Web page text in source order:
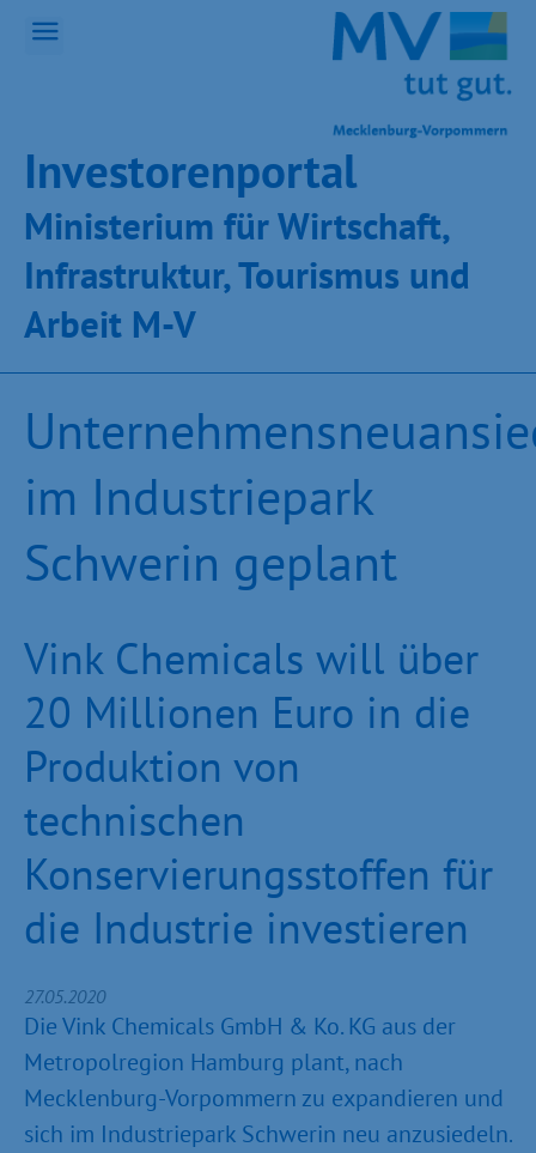
Inves­toren­por­tal
Ministeri­um für Wirt­schaft,
Infra­struk­tur, Tou­ris­mus und
Ar­beit M-V
im Industriepark
Schwerin geplant
Vink Chemicals will über
20 Millionen Euro in die
Produktion von
technischen
Konservierungsstoffen für
die Industrie investieren
27.05.2020
Die Vink Chemicals GmbH & Ko. KG aus der
Metropolregion Hamburg plant, nach
Mecklenburg-Vorpommern zu expandieren und
sich im Industriepark Schwerin neu anzusiedeln.